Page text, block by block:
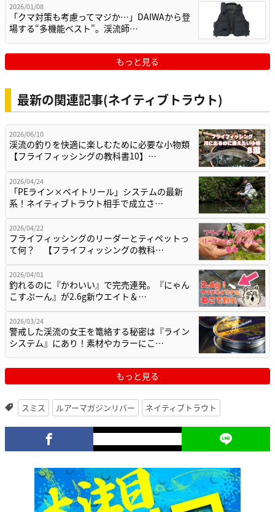
2026/01/08
「クマ対策も考慮ってマジか…」DAIWAから登
場する“多機能ベスト”。渓流師…
もっと見る
最新の関連記事(ネイティブトラウト)
2026/06/10
渓流の釣りを快適に楽しむために必要な小物類
【フライフィッシングの教科書10】…
2026/04/24
「PEライン×ベイトリール」システムの最新
系！ネイティブトラウト相手で成立さ…
2026/04/22
フライフィッシングのリーダーとティペットっ
て何？ 【フライフィッシングの教科…
2026/04/01
釣れるのに『かわいい』で完売連発。『にゃん
こすぷーん』が2.6g新ウエイト＆…
2026/03/24
警戒した渓流の女王を篭絡する秘密は『ライン
システム』にあり！素材やカラーにこ…
もっと見る
スミス ルアーマガジンリバー ネイティブトラウト